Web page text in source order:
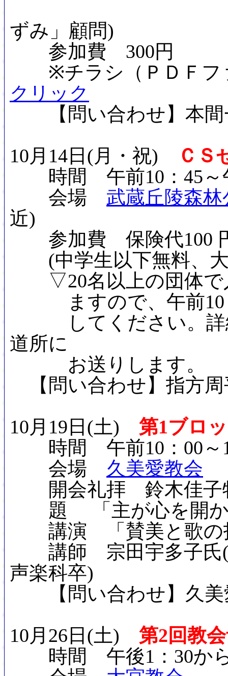
ずみ」顧問)
参加費 300円
※チラシ（ＰＤＦ
クリック
【問い合わせ】本間
10月14日(月・祝)
ＣＳ
時間 午前10：45～
会場 武蔵丘陵森林
近)
参加費 保険代100
(中学生以下無料、大
▽20名以上の団体で
ますので、午前10：
してください。詳細
道所に
お送りします。
【問い合わせ】指方周
10月19日(土) 第1ブロ
時間 午前10：00～
会場 久美愛教会
開会礼拝 鈴木佳子
題 「主が心を開か
講演 「賛美と歌の
講師 宗田宇多子氏(
声楽科卒)
【問い合わせ】久美
10月26日(土) 第2回教
時間 午後1：30か